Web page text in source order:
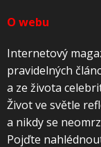
O webu
Internetový
pravidelných
a ze života
Život ve světle
a nikdy se
Pojďte